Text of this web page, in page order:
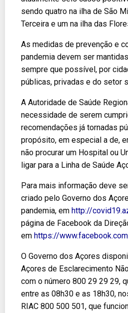
sendo quatro na ilha de São
Terceira e um na ilha das
As medidas de prevenção e
pandemia devem ser
sempre que possível, por
públicas, privadas e do setor
A Autoridade de Saúde
necessidade de serem
recomendações já tornadas
propósito, em especial a de,
não procurar um Hospital ou
ligar para a Linha de Saúde
Para mais informação deve
criado pelo Governo dos
pandemia, em http://
página de Facebook da
em https://
O Governo dos Açores
Açores de Esclarecimento
com o número 800 29 29 29,
entre as 08h30 e as 18h30,
RIAC 800 500 501, que